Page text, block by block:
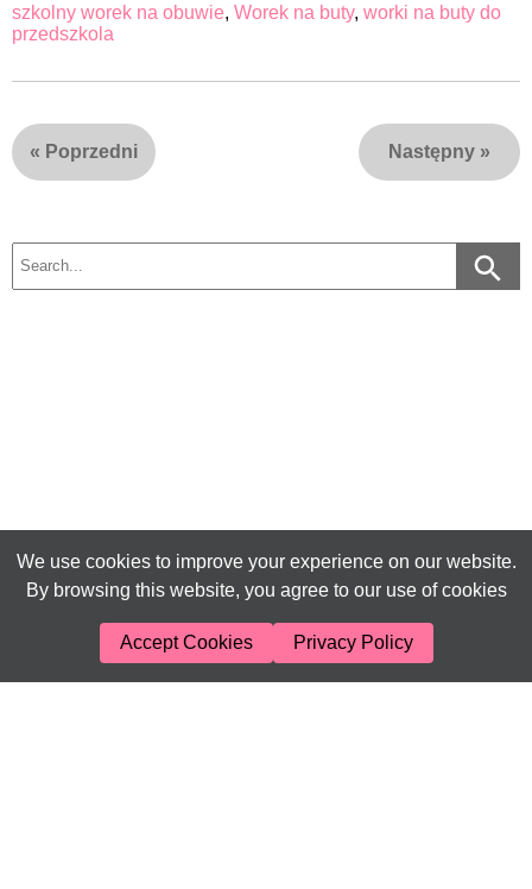
szkolny worek na obuwie, Worek na buty, worki na buty do
przedszkola
« Poprzedni Następny »
We use cookies to improve your experience on our website.
By browsing this website, you agree to our use of cookies
Accept Cookies Privacy Policy